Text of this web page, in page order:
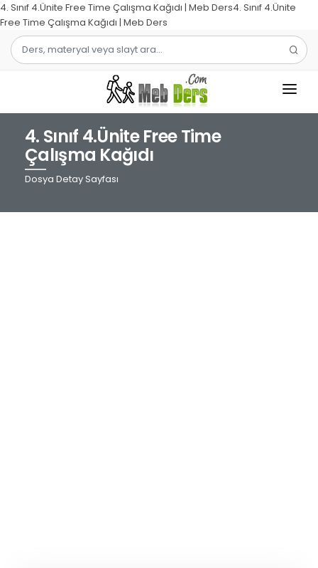
4. Sınıf 4.Ünite Free Time Çalışma Kağıdı | Meb Ders4. Sınıf 4.Ünite
Free Time Çalışma Kağıdı | Meb Ders
1.SINIF
2.SINIF
4. Sınıf 4.Ünite Free Time
Çalışma Kağıdı
Dosya Detay Sayfası